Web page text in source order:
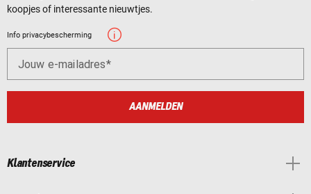
koopjes of interessante nieuwtjes.
Info privacybescherming
Jouw e-mailadres
AANMELDEN
Klantenservice